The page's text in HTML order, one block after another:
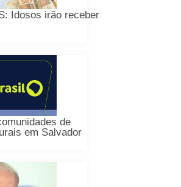
Idosos irão receber
de
em Salvador